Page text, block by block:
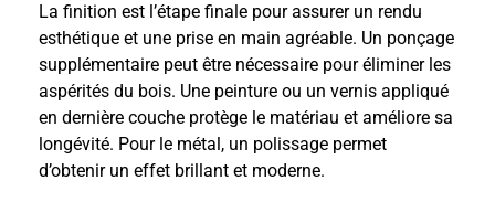
La finition est l’étape finale pour assurer un rendu
esthétique et une prise en main agréable. Un ponçage
supplémentaire peut être nécessaire pour éliminer les
aspérités du bois. Une peinture ou un vernis appliqué
en dernière couche protège le matériau et améliore sa
longévité. Pour le métal, un polissage permet
d’obtenir un effet brillant et moderne.